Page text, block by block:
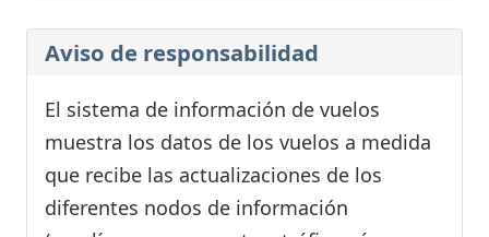
Aviso de responsabilidad
El sistema de información de vuelos
muestra los datos de los vuelos a medida
que recibe las actualizaciones de los
diferentes nodos de información